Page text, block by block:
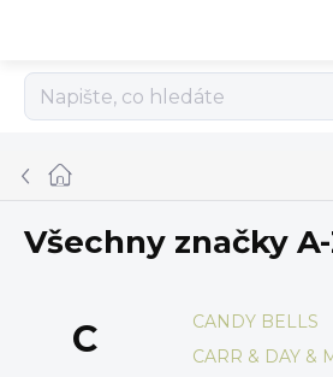
Domů
Všechny značky
C
CANDY BELLS
CARR & DAY &